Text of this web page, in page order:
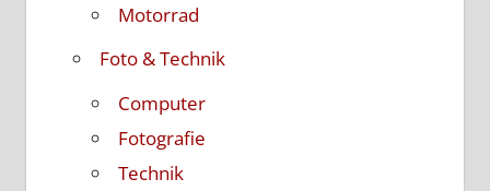
Motorrad
Foto & Technik
Computer
Fotografie
Technik